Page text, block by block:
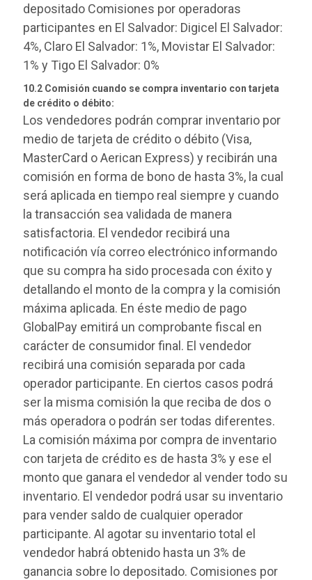
depositado Comisiones por operadoras
participantes en El Salvador: Digicel El Salvador:
4%, Claro El Salvador: 1%, Movistar El Salvador:
1% y Tigo El Salvador: 0%
10.2 Comisión cuando se compra inventario con tarjeta
de crédito o débito:
Los vendedores podrán comprar inventario por
medio de tarjeta de crédito o débito (Visa,
MasterCard o Aerican Express) y recibirán una
comisión en forma de bono de hasta 3%, la cual
será aplicada en tiempo real siempre y cuando
la transacción sea validada de manera
satisfactoria. El vendedor recibirá una
notificación vía correo electrónico informando
que su compra ha sido procesada con éxito y
detallando el monto de la compra y la comisión
máxima aplicada. En éste medio de pago
GlobalPay emitirá un comprobante fiscal en
carácter de consumidor final. El vendedor
recibirá una comisión separada por cada
operador participante. En ciertos casos podrá
ser la misma comisión la que reciba de dos o
más operadora o podrán ser todas diferentes.
La comisión máxima por compra de inventario
con tarjeta de crédito es de hasta 3% y ese el
monto que ganara el vendedor al vender todo su
inventario. El vendedor podrá usar su inventario
para vender saldo de cualquier operador
participante. Al agotar su inventario total el
vendedor habrá obtenido hasta un 3% de
ganancia sobre lo depositado. Comisiones por